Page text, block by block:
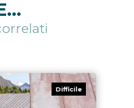
Difficile